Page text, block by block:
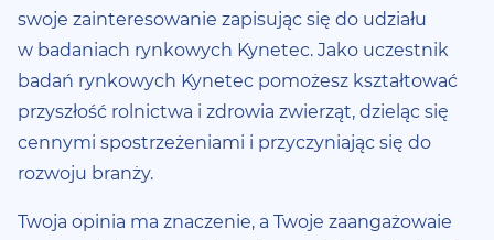
swoje zainteresowanie zapisując się do udziału
w badaniach rynkowych Kynetec. Jako uczestnik
badań rynkowych Kynetec pomożesz kształtować
przyszłość rolnictwa i zdrowia zwierząt, dzieląc się
cennymi spostrzeżeniami i przyczyniając się do
rozwoju branży.
Twoja opinia ma znaczenie, a Twoje zaangażowaie